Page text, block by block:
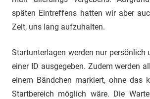
späten Eintreffens hatten wir aber
Zeit, uns lang aufzuhalten.
Startunterlagen werden nur persönlich
einer ID ausgegeben. Zudem werden
einem Bändchen markiert, ohne das
Startbereich möglich wäre. Die